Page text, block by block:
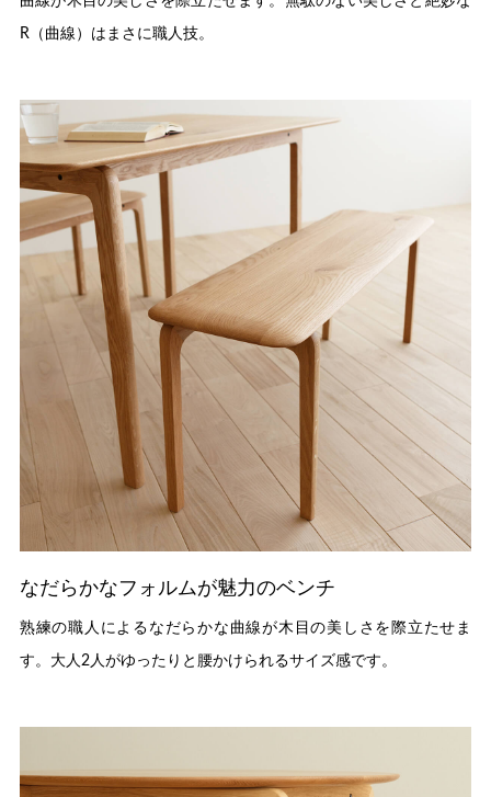
R（曲線）はまさに職人技。
なだらかなフォルムが魅力のベンチ
熟練の職人によるなだらかな曲線が木目の美しさを際立たせま
す。大人2人がゆったりと腰かけられるサイズ感です。